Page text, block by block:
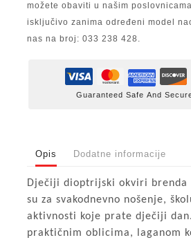
možete obaviti u našim
isključivo zanima određeni model
nas na broj: 033 238 428.
Guaranteed Safe And
Opis Dodatne informacije
Dječiji dioptrijski okviri brenda
su za svakodnevno nošenje,
aktivnosti koje prate dječiji
praktičnim oblicima, laganom